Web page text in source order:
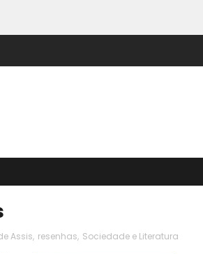
Assis, resenhas, Sociedade e Literatura